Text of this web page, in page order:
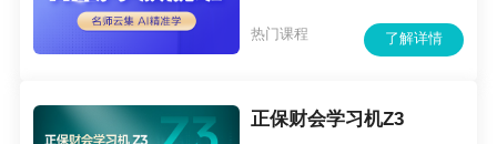
了解详情
热门课程
正保财会学习机Z3